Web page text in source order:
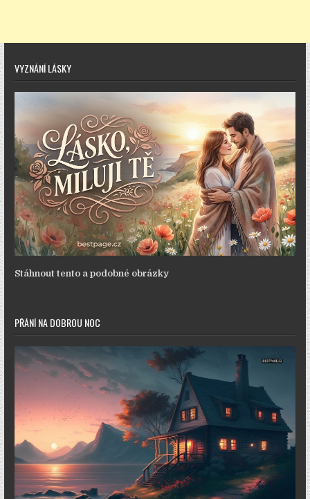
VYZNÁNÍ LÁSKY
Stáhnout tento a podobné obrázky
PŘÁNÍ NA DOBROU NOC